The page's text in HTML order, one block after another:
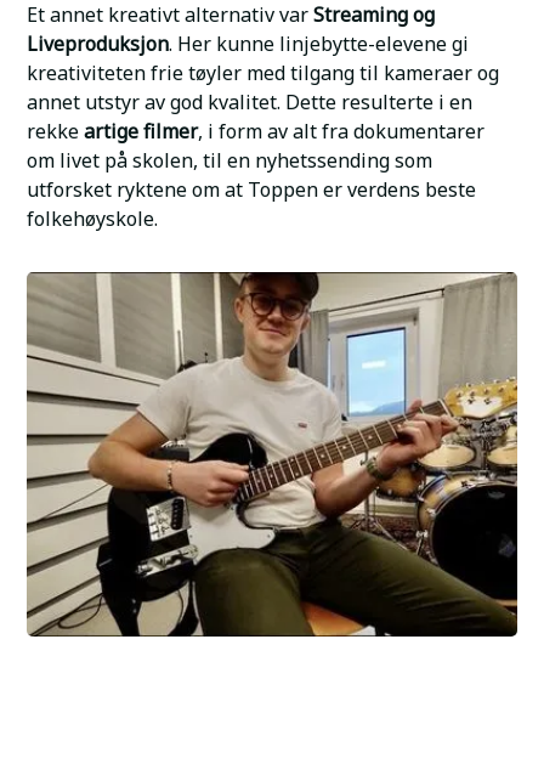
Et annet kreativt alternativ varStreaming og
Liveproduksjon. Her kunne linjebytte-elevene gi
kreativiteten frie tøyler med tilgang til kameraer og
annet utstyr av god kvalitet. Dette resulterte i en
rekkeartige filmer, i form av alt fra dokumentarer
om livet på skolen, til en nyhetssending som
utforsket ryktene om at Toppen er verdens beste
folkehøyskole.